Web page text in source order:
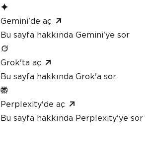
Gemini'de aç
Bu sayfa hakkında Gemini'ye sor
Grok'ta aç
Bu sayfa hakkında Grok'a sor
Perplexity'de aç
Bu sayfa hakkında Perplexity'ye sor